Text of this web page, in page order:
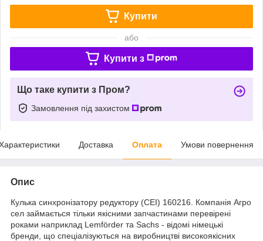
Купити
або
Купити з
Що таке купити з Пром?
Замовлення під захистом
Доставка Оплата Умови повернення
Опис
Кулька синхронізатору редуктору (CEI) 160216. Компанія Агро
сел займається тільки якісними запчастинами перевірені
роками наприклад Lemförder та Sachs - відомі німецькі
бренди, що спеціалізуються на виробництві високоякісних